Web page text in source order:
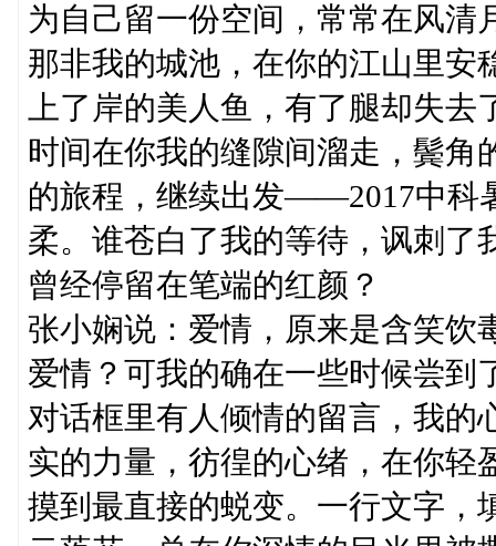
为自己留一份空间，常常在风清
那非我的城池，在你的江山里安
上了岸的美人鱼，有了腿却失去
时间在你我的缝隙间溜走，鬓角
的旅程，继续出发——2017中科
柔。谁苍白了我的等待，讽刺了
曾经停留在笔端的红颜？
张小娴说：爱情，原来是含笑饮
爱情？可我的确在一些时候尝到
对话框里有人倾情的留言，我的
实的力量，彷徨的心绪，在你轻
摸到最直接的蜕变。一行文字，